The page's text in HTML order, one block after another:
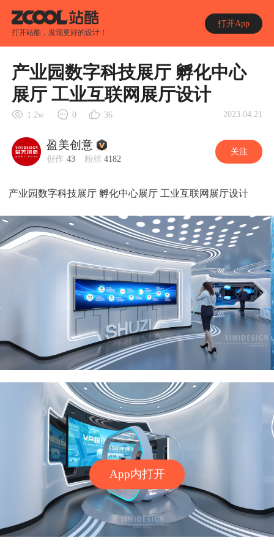
打开站酷，发现更好的设计！
打开App
App内打开
产业园数字科技展厅 孵化中心
展厅 工业互联网展厅设计
1.2w 0 36 2023.04.21
盈美创意
创作 43 粉丝 4182
关注
产业园数字科技展厅 孵化中心展厅 工业互联网展厅设计